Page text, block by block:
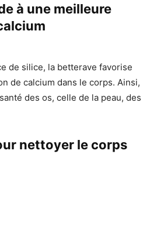
à une meilleure
de silice, la betterave favorise
de calcium dans le corps. Ainsi,
des os, celle de la peau, des
nettoyer le corps